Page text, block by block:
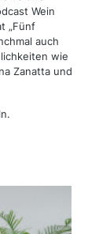
Wein
„Fünf
auch
wie
Zanatta und